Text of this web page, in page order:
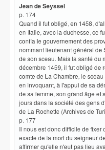
Jean de Seyssel
p. 174
Quand il fut obligé, en 1458,
en Italie, avec la duchesse, ce
confia le gouvernement des
nommant lieutenant général de
de son sceau. Mais la santé du
décembre 1459, il fut obligé de
comte de La Chambre, le
en invoquant, à l'appui de sa
de sa femme, son grand âge et
jours dans la société des gens
de La Rochette (Archives de
p. 177
Il nous est donc difficile de
exacte de la mort du seigneur
affirmer qu'elle n'eut pas lieu